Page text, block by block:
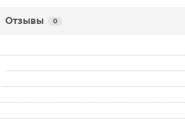
Отзывы 0